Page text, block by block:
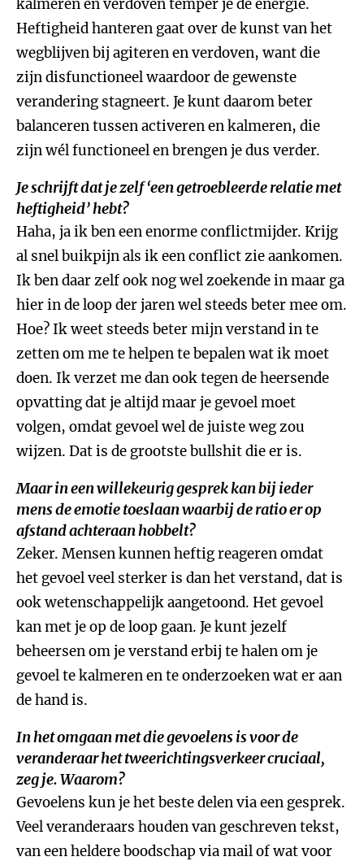
kalmeren en verdoven temper je de energie.
Heftigheid hanteren gaat over de kunst van het
wegblijven bij agiteren en verdoven, want die
zijn disfunctioneel waardoor de gewenste
verandering stagneert. Je kunt daarom beter
balanceren tussen activeren en kalmeren, die
zijn wél functioneel en brengen je dus verder.
Je schrijft dat je zelf ‘een getroebleerde relatie met
heftigheid’ hebt?
Haha, ja ik ben een enorme conflictmijder. Krijg
al snel buikpijn als ik een conflict zie aankomen.
Ik ben daar zelf ook nog wel zoekende in maar ga
hier in de loop der jaren wel steeds beter mee om.
Hoe? Ik weet steeds beter mijn verstand in te
zetten om me te helpen te bepalen wat ik moet
doen. Ik verzet me dan ook tegen de heersende
opvatting dat je altijd maar je gevoel moet
volgen, omdat gevoel wel de juiste weg zou
wijzen. Dat is de grootste bullshit die er is.
Maar in een willekeurig gesprek kan bij ieder
mens de emotie toeslaan waarbij de ratio er op
afstand achteraan hobbelt?
Zeker. Mensen kunnen heftig reageren omdat
het gevoel veel sterker is dan het verstand, dat is
ook wetenschappelijk aangetoond. Het gevoel
kan met je op de loop gaan. Je kunt jezelf
beheersen om je verstand erbij te halen om je
gevoel te kalmeren en te onderzoeken wat er aan
de hand is.
In het omgaan met die gevoelens is voor de
veranderaar het tweerichtingsverkeer cruciaal,
zeg je. Waarom?
Gevoelens kun je het beste delen via een gesprek.
Veel veranderaars houden van geschreven tekst,
van een heldere boodschap via mail of wat voor